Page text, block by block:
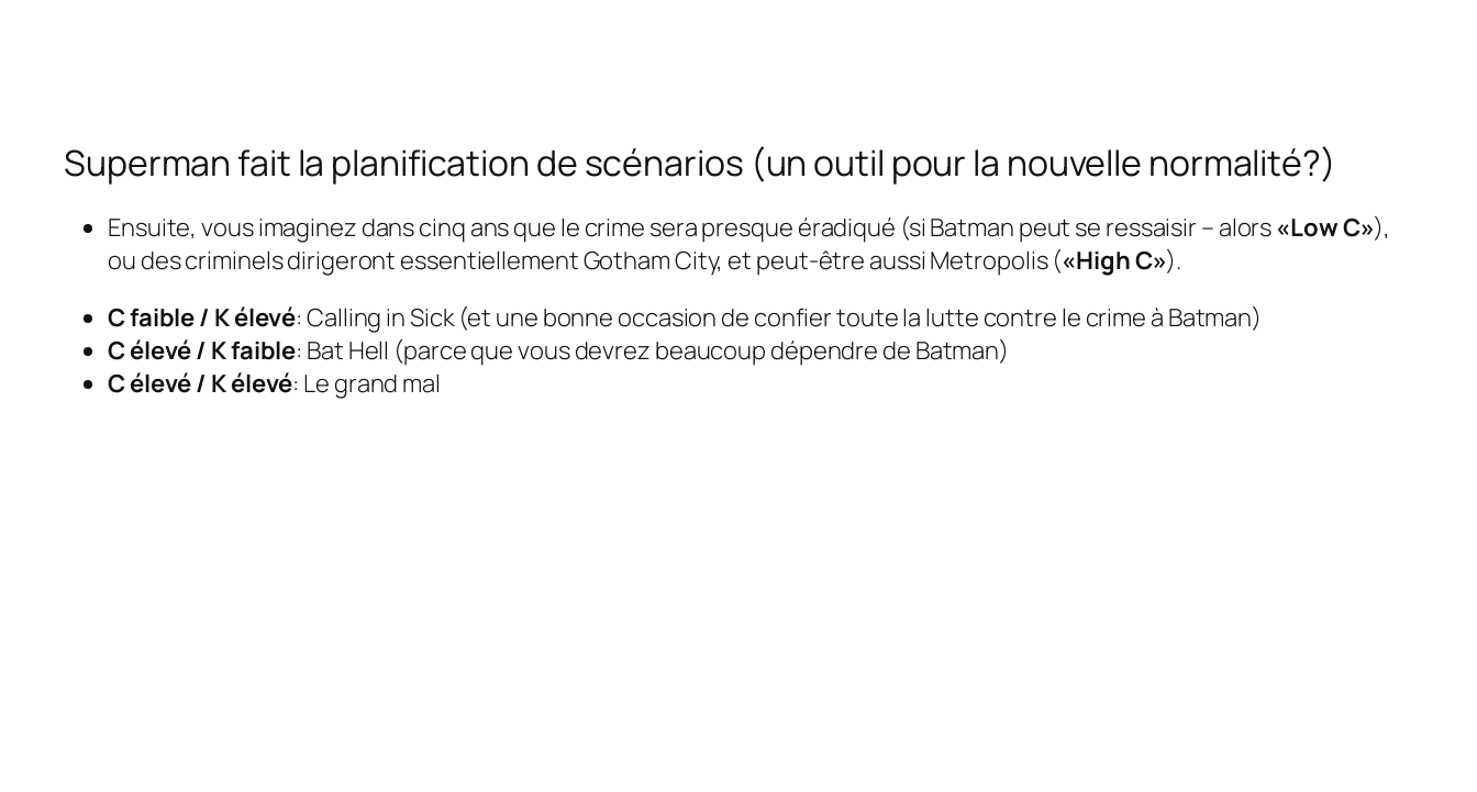
Superman fait la planification de scénarios (un outil pour la nouvelle normalité?)
Ensuite, vous imaginez dans cinq ans que le crime sera presque éradiqué (si Batman peut se ressaisir – alors «Low C»),
ou des criminels dirigeront essentiellement Gotham City, et peut-être aussi Metropolis («High C»).
C faible / K élevé: Calling in Sick (et une bonne occasion de confier toute la lutte contre le crime à Batman)
C élevé / K faible: Bat Hell (parce que vous devrez beaucoup dépendre de Batman)
C élevé / K élevé: Le grand mal